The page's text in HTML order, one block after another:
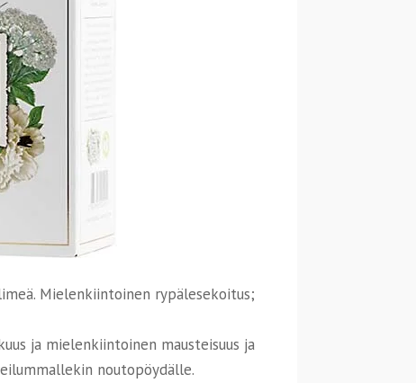
Mielenkiintoinen rypälesekoitus;
ja mielenkiintoinen mausteisuus ja
noutopöydälle.